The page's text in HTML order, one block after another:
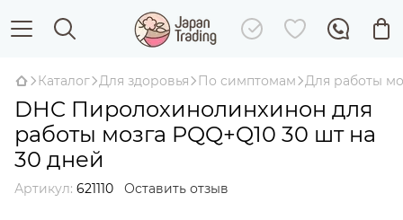
Каталог Для здоровья По симптомам Для работы
DHC Пиролохинолинхинон для
работы мозга PQQ+Q10 30 шт на
30 дней
Артикул: 621110 Оставить отзыв